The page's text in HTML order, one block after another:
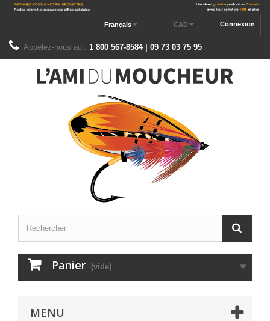
Connexion
CAD
Français
Appelez-nous au : 1 800 567-8584 | 09 73 03 75 95
Panier (vide)
MENU